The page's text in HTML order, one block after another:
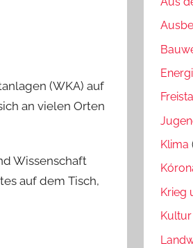
(WKA) auf
an vielen Orten
Wissenschaft
auf dem Tisch,
Klima
Krieg